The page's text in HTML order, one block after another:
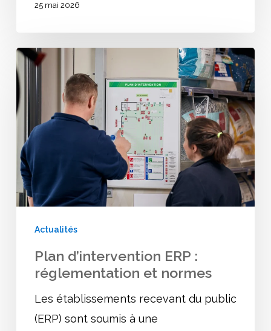
25 mai 2026
Plan
d’intervention
ERP
:
réglementation
et
normes
Actualités
Plan d’intervention ERP :
réglementation et normes
Les établissements recevant du public
(ERP) sont soumis à une